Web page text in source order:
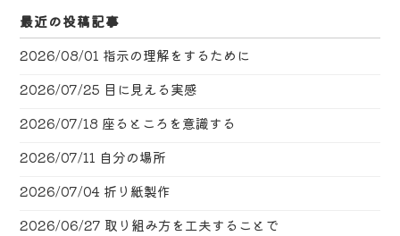
最近の投稿記事
2026/08/01 指示の理解をするために
2026/07/25 目に見える実感
2026/07/18 座るところを意識する
2026/07/11 自分の場所
2026/07/04 折り紙製作
2026/06/27 取り組み方を工夫することで